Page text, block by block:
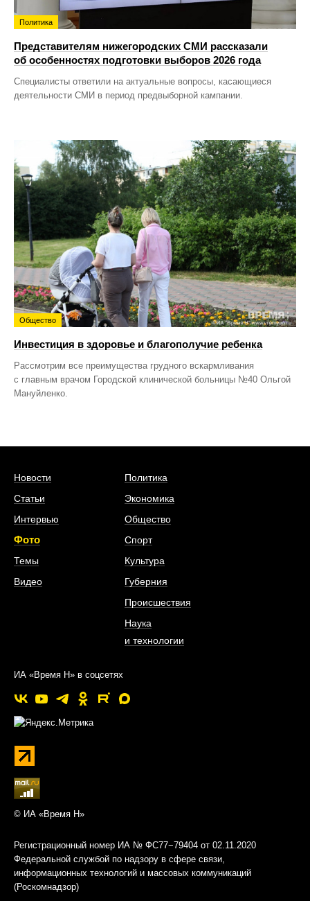
Политика
Представителям нижегородских СМИ рассказали
об особенностях подготовки выборов 2026 года
Специалисты ответили на актуальные вопросы, касающиеся
деятельности СМИ в период предвыборной кампании.
Общество
Инвестиция в здоровье и благополучие ребенка
Рассмотрим все преимущества грудного вскармливания
с главным врачом Городской клинической больницы №40 Ольгой
Мануйленко.
Новости
Статьи
Интервью
Фото
Темы
Видео
Политика
Экономика
Общество
Спорт
Культура
Губерния
Происшествия
Наука
и технологии
ИА «Время Н» в соцсетях
© ИА «Время Н»
Регистрационный номер ИА № ФС77−79404 от 02.11.2020
Федеральной службой по надзору в сфере связи,
информационных технологий и массовых коммуникаций
(Роскомнадзор)